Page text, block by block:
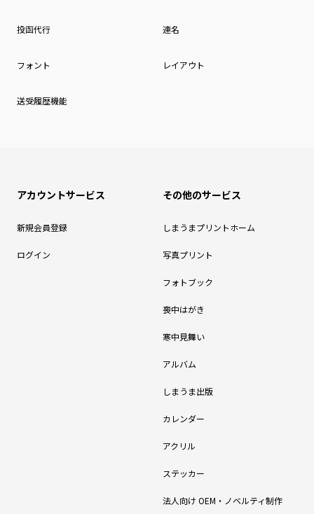
投函代行 連名
フォント レイアウト
送受履歴機能
アカウントサービス
新規会員登録
ログイン
その他のサービス
しまうまプリントホーム
写真プリント
フォトブック
喪中はがき
寒中見舞い
アルバム
しまうま出版
カレンダー
アクリル
ステッカー
法人向け OEM・ノベルティ制作